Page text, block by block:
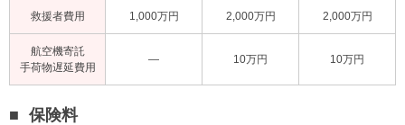
救援者費用 1,000万円 2,000万円 2,000万円
航空機寄託
手荷物遅延費用
― 10万円 10万円
保険料